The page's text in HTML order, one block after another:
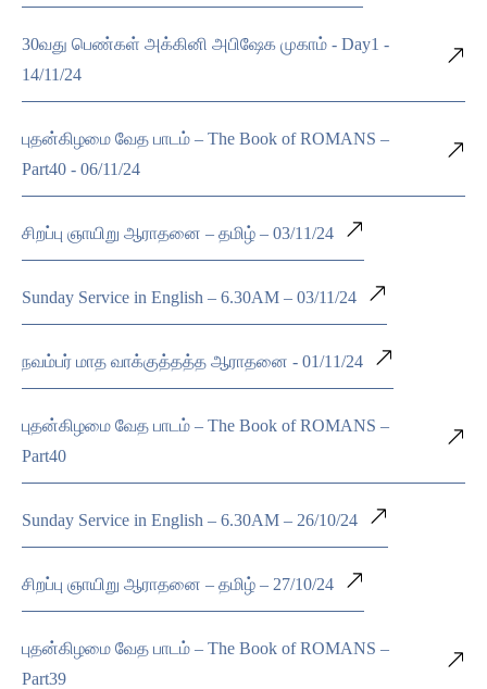
30வது பெண்கள் அக்கினி அபிஷேக முகாம் - Day1 -
14/11/24
புதன்கிழமை வேத பாடம் – The Book of ROMANS –
Part40 - 06/11/24
சிறப்பு ஞாயிறு ஆராதனை – தமிழ் – 03/11/24
Sunday Service in English – 6.30AM – 03/11/24
நவம்பர் மாத வாக்குத்தத்த ஆராதனை - 01/11/24
புதன்கிழமை வேத பாடம் – The Book of ROMANS –
Part40
Sunday Service in English – 6.30AM – 26/10/24
சிறப்பு ஞாயிறு ஆராதனை – தமிழ் – 27/10/24
புதன்கிழமை வேத பாடம் – The Book of ROMANS –
Part39